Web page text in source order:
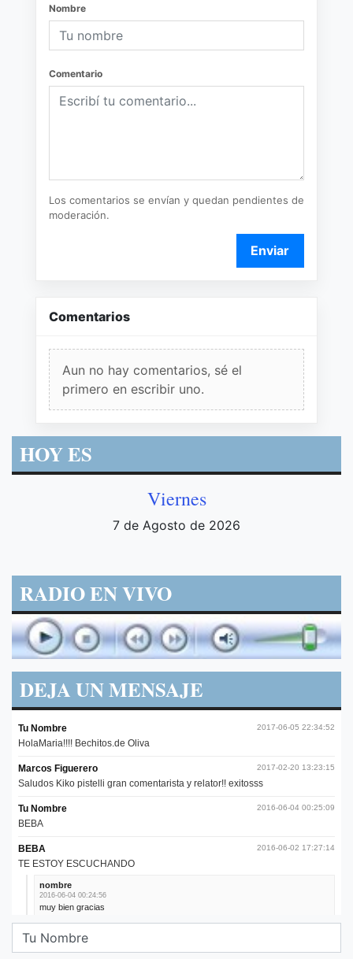
Nombre
Comentario
Los comentarios se envían y quedan pendientes de
moderación.
Enviar
Comentarios
Aun no hay comentarios, sé el
primero en escribir uno.
HOY ES
Viernes
7 de Agosto de 2026
RADIO EN VIVO
DEJA UN MENSAJE